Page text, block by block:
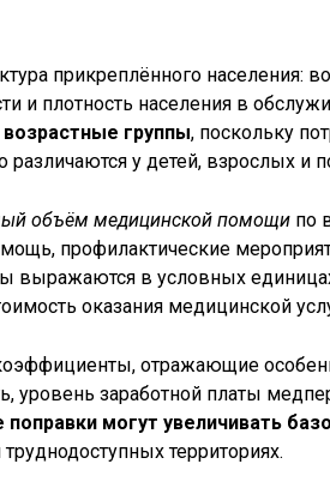
прикреплённого населения:
и плотность населения в
группы, поскольку
у детей, взрослых и
объём медицинской помощи по
профилактические
выражаются в условных
оказания медицинской
отражающие
уровень заработной платы
могут увеличивать
территориях.